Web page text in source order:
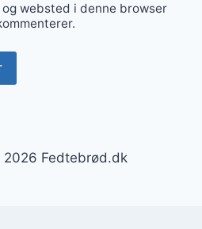
og websted i denne browser
Fedtebrød.dk